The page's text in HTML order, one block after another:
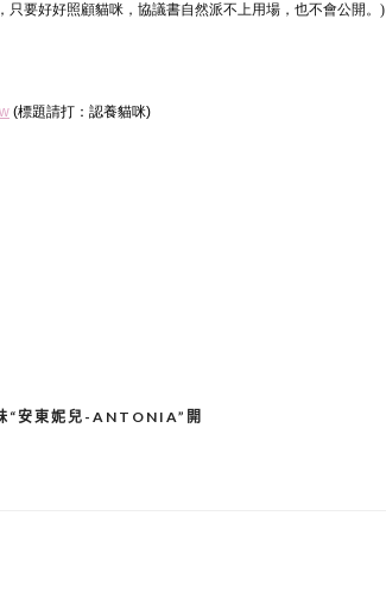
只要好好照顧貓咪，協議書自然派不上用場，也不會公開。)
(標題請打：認養貓咪)
“安東妮兒-ANTONIA”開